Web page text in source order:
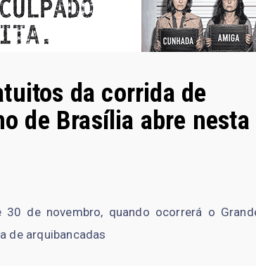
da corrida de
de Brasília abre nesta
de novembro, quando ocorrerá o
de arquibancadas